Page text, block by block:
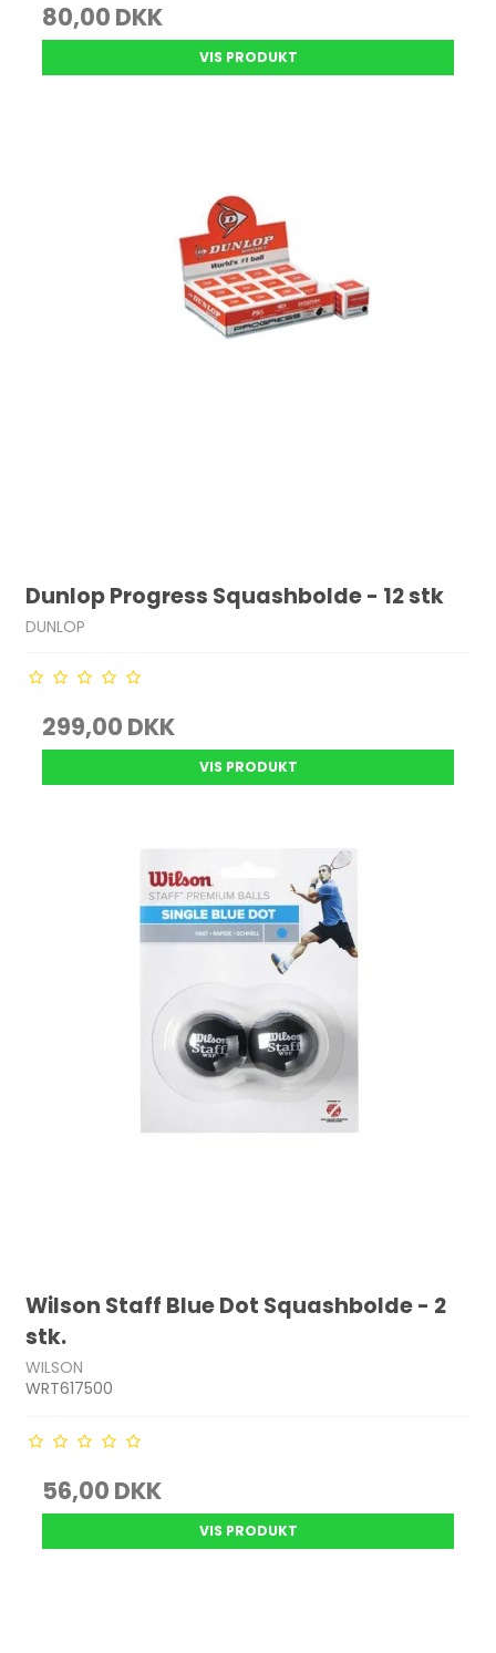
80,00 DKK
VIS PRODUKT
Dunlop Progress Squashbolde - 12 stk
DUNLOP
299,00 DKK
VIS PRODUKT
Wilson Staff Blue Dot Squashbolde - 2
stk.
WILSON
WRT617500
56,00 DKK
VIS PRODUKT